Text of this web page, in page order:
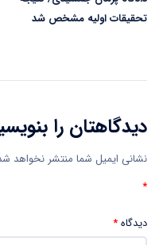
تحقیقات اولیه مشخص شد
دیدگاهتان را
نشانی ایمیل شما منتشر نخواهد
*
دیدگاه*